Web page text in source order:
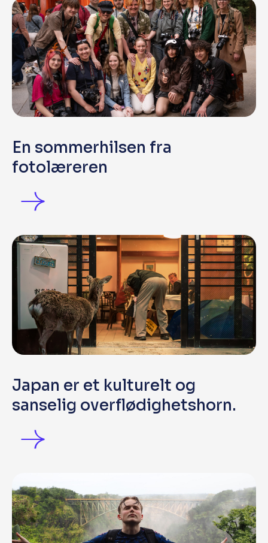
En sommerhilsen fra
fotolæreren
Japan er et kulturelt og
sanselig overflødighetshorn.